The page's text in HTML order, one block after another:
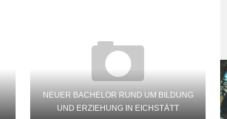
NEUER BACHELOR RUND UM BILDUNG
UND ERZIEHUNG IN EICHSTÄTT